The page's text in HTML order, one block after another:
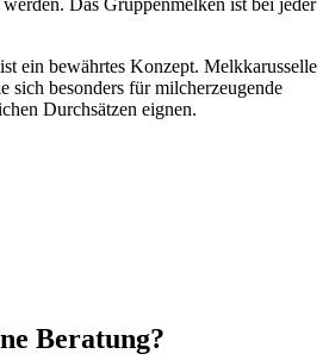
ein bewährtes Konzept. Melkkarusselle
sich besonders für milcherzeugende
Durchsätzen eignen.
Beratung?